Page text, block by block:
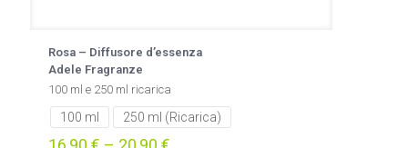
Rosa – Diffusore d’essenza
Adele Fragranze
100 ml e 250 ml ricarica
100 ml 250 ml (Ricarica)